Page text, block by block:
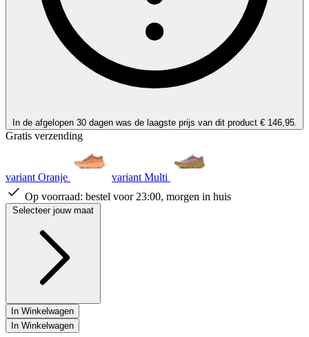
In de afgelopen 30 dagen was de laagste prijs van dit product € 146,95.
Gratis verzending
variant Oranje
variant Multi
Op voorraad: bestel voor 23:00, morgen in huis
Selecteer jouw maat
In Winkelwagen
In Winkelwagen